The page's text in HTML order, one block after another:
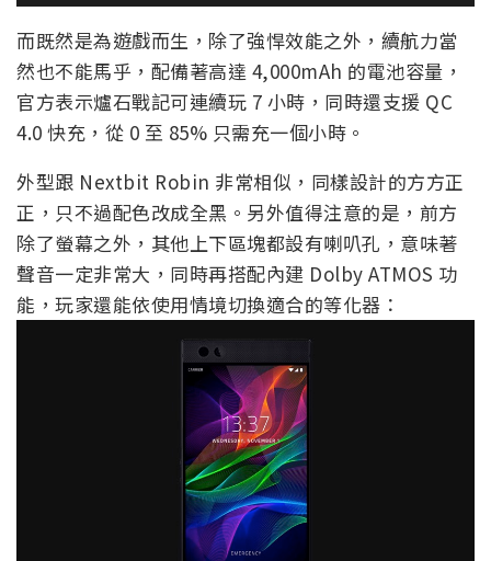
而既然是為遊戲而生，除了強悍效能之外，續航力當
然也不能馬乎，配備著高達 4,000mAh 的電池容量，
官方表示爐石戰記可連續玩 7 小時，同時還支援 QC
4.0 快充，從 0 至 85% 只需充一個小時。
外型跟 Nextbit Robin 非常相似，同樣設計的方方正
正，只不過配色改成全黑。另外值得注意的是，前方
除了螢幕之外，其他上下區塊都設有喇叭孔，意味著
聲音一定非常大，同時再搭配內建 Dolby ATMOS 功
能，玩家還能依使用情境切換適合的等化器：